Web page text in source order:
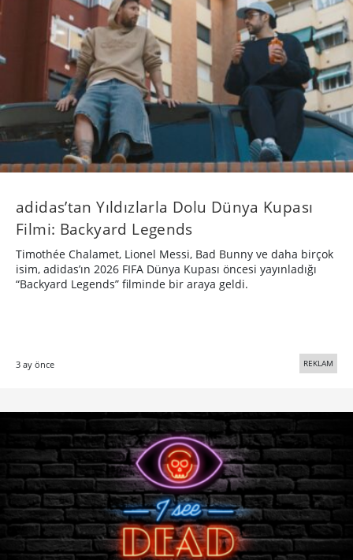
adidas’tan Yıldızlarla Dolu Dünya Kupası
Filmi: Backyard Legends
Timothée Chalamet, Lionel Messi, Bad Bunny ve daha birçok
isim, adidas’ın 2026 FIFA Dünya Kupası öncesi yayınladığı
“Backyard Legends” filminde bir araya geldi.
3 ay önce REKLAM